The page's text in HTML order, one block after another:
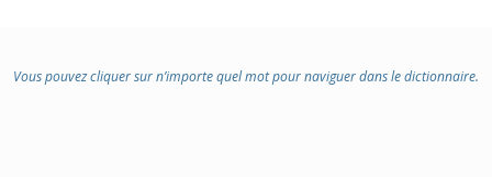
Vous pouvez cliquer sur n’importe quel mot pour naviguer dans le dictionnaire.